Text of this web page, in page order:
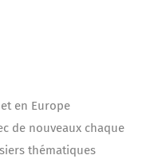
en Europe
de nouveaux chaque
thématiques